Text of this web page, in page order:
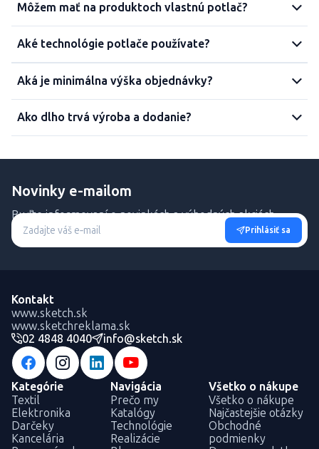
Môžem mať na produktoch vlastnú potlač?
Aké technológie potlače používate?
Aká je minimálna výška objednávky?
Ako dlho trvá výroba a dodanie?
Novinky e-mailom
Buďte informovaní o novinkách a výhodných akciách.
Prihlásiť sa
Kontakt
www.sketch.sk
www.sketchreklama.sk
02 4848 4040
info@sketch.sk
Kategórie
Textil
Elektronika
Darčeky
Kancelária
Navigácia
Prečo my
Katalógy
Technológie
Realizácie
Všetko o nákupe
Všetko o nákupe
Najčastejšie otázky
Obchodné
podmienky